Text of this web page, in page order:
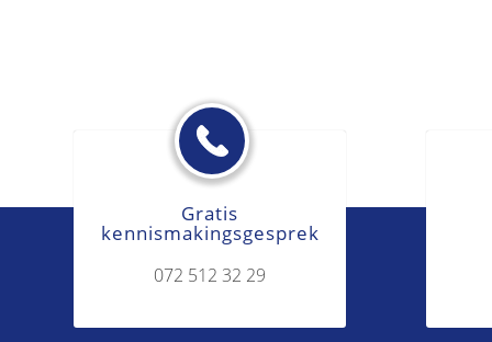
Gratis
kennismakingsgesprek
072 512 32 29